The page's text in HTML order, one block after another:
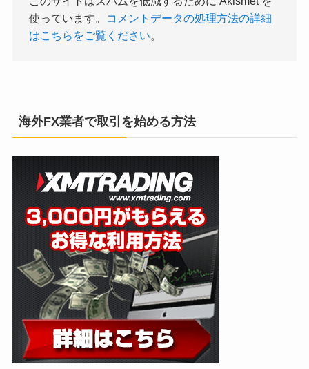
使っています。
コメントデータの処理方法の詳細
はこちらをご覧ください。
海外FX業者で取引を始める方法